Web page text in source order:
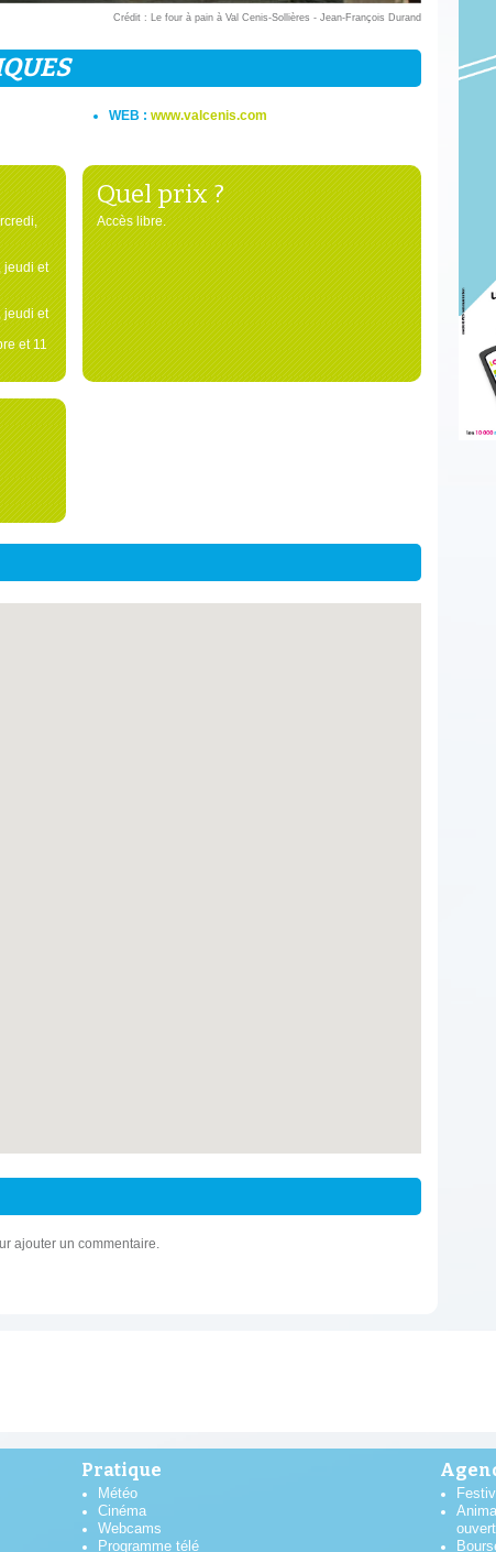
Crédit : Le four à pain à Val Cenis-Sollières - Jean-François Durand
WEB : www.valcenis.com
jeudi et
jeudi et
et 11
Quel prix ?
Accès libre.
ajouter un commentaire.
Pratique
Météo
Cinéma
Webcams
Programme télé